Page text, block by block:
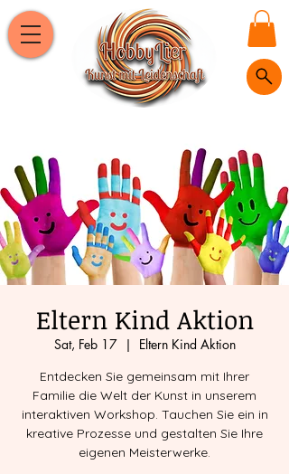
Eltern Kind Aktion
Sat, Feb 17
  |
Eltern Kind Aktion
Entdecken Sie gemeinsam mit Ihrer
Familie die Welt der Kunst in unserem
interaktiven Workshop. Tauchen Sie ein in
kreative Prozesse und gestalten Sie Ihre
eigenen Meisterwerke.